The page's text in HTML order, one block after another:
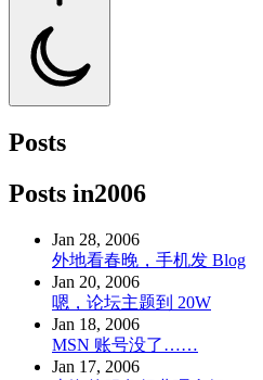
Posts
Posts in2006
Jan 28, 2006
外地看春晚，手机发 Blog
Jan 20, 2006
嗯，论坛主题到 20W
Jan 18, 2006
MSN 账号没了……
Jan 17, 2006